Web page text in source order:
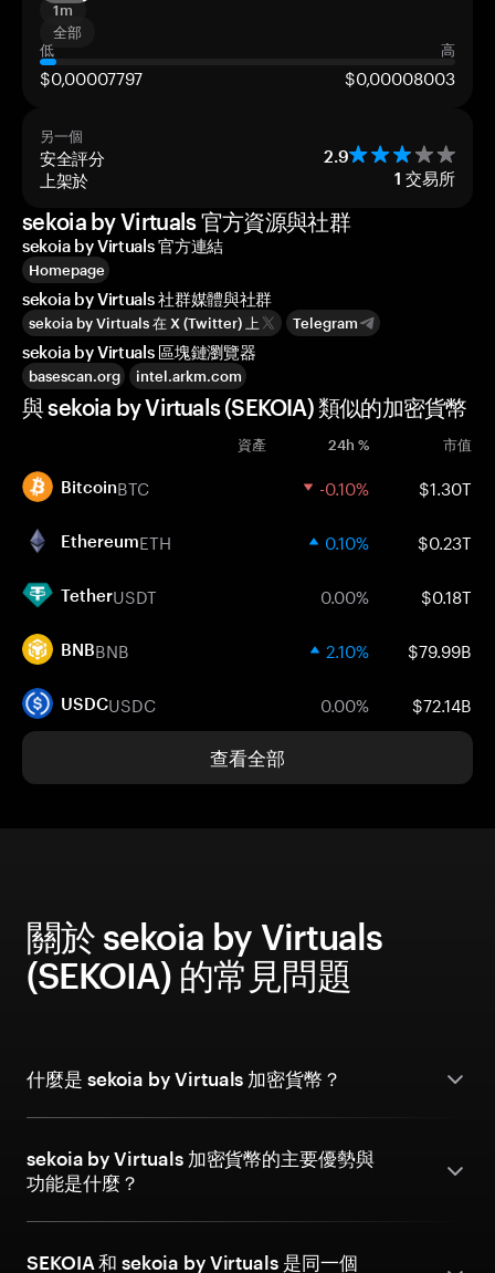
1m
全部
低
高
$0,00007797 $0,00008003
另一個
安全評分 2.9
上架於 1 交易所
sekoia by Virtuals 官方資源與社群
sekoia by Virtuals 官方連結
Homepage
sekoia by Virtuals 社群媒體與社群
sekoia by Virtuals 在 X (Twitter) 上 Telegram
sekoia by Virtuals 區塊鏈瀏覽器
basescan.org intel.arkm.com
與 sekoia by Virtuals (SEKOIA) 類似的加密貨幣
資產 24h % 市值
BitcoinBTC -0.10% $1.30T
EthereumETH 0.10% $0.23T
TetherUSDT 0.00% $0.18T
BNBBNB 2.10% $79.99B
USDCUSDC 0.00% $72.14B
查看全部
關於 sekoia by Virtuals
(SEKOIA) 的常見問題
什麼是 sekoia by Virtuals 加密貨幣？
sekoia by Virtuals 加密貨幣的主要優勢與
功能是什麼？
SEKOIA 和 sekoia by Virtuals 是同一個